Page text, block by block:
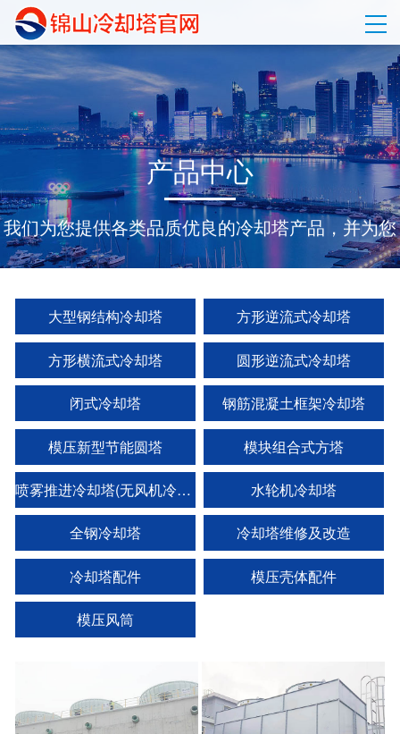
产品中心
我们为您提供各类品质优良的冷却塔产品，并为您
量身定制配套的整体设计和方案。
大型钢结构冷却塔 方形逆流式冷却塔
方形横流式冷却塔 圆形逆流式冷却塔
闭式冷却塔 钢筋混凝土框架冷却塔
模压新型节能圆塔 模块组合式方塔
喷雾推进冷却塔(无风机冷却塔) 水轮机冷却塔
全钢冷却塔 冷却塔维修及改造
冷却塔配件 模压壳体配件
模压风筒